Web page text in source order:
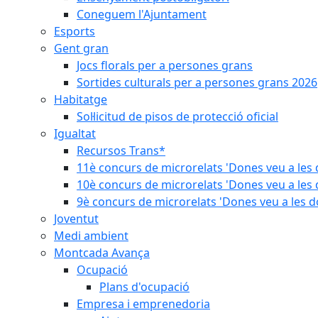
Coneguem l'Ajuntament
Esports
Gent gran
Jocs florals per a persones grans
Sortides culturals per a persones grans 2026
Habitatge
Sol·licitud de pisos de protecció oficial
Igualtat
Recursos Trans*
11è concurs de microrelats 'Dones veu a les
10è concurs de microrelats 'Dones veu a les
9è concurs de microrelats 'Dones veu a les
Joventut
Medi ambient
Montcada Avança
Ocupació
Plans d'ocupació
Empresa i emprenedoria